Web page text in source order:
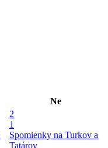
Ne
2
1
Spomienky na Turkov a
Tatárov